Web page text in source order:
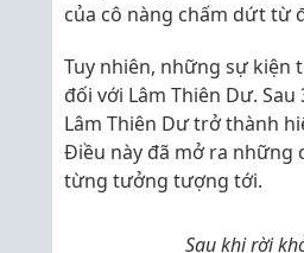
của cô nàng chấm dứt từ
Tuy nhiên, những sự
đối với Lâm Thiên Dư.
Lâm Thiên Dư trở thành
Điều này đã mở ra những
từng tưởng tượng tới.
Sau khi rời